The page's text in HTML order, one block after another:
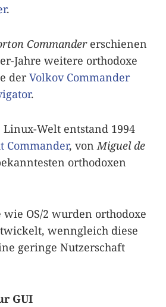
.
Commandererschienen
Jahre weitere orthodoxe
derVolkov Commander
.
Welt entstand 1994
Commander, von Miguel de
orthodoxen
wie OS/2 wurden orthodoxe
wenngleich diese
geringe Nutzerschaft
GUI